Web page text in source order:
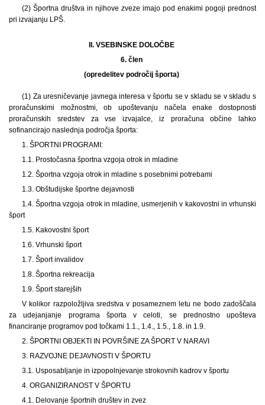
(2) Športna društva in njihove zveze imajo pod enakimi pogoji prednost
pri izvajanju LPŠ.
II. VSEBINSKE DOLOČBE
6. člen
(opredelitev področij športa)
(1) Za uresničevanje javnega interesa v športu se v skladu se v skladu s
proračunskimi možnostmi, ob upoštevanju načela enake dostopnosti
proračunskih sredstev za vse izvajalce, iz proračuna občine lahko
sofinancirajo naslednja področja športa:
1. ŠPORTNI PROGRAMI:
1.1. Prostočasna športna vzgoja otrok in mladine
1.2. Športna vzgoja otrok in mladine s posebnimi potrebami
1.3. Obštudijske športne dejavnosti
1.4. Športna vzgoja otrok in mladine, usmerjenih v kakovostni in vrhunski
šport
1.5. Kakovostni šport
1.6. Vrhunski šport
1.7. Šport invalidov
1.8. Športna rekreacija
1.9. Šport starejših
V kolikor razpoložljiva sredstva v posameznem letu ne bodo zadoščala
za udejanjanje programa športa v celoti, se prednostno upošteva
financiranje programov pod točkami 1.1., 1.4., 1.5., 1.8. in 1.9.
2. ŠPORTNI OBJEKTI IN POVRŠINE ZA ŠPORT V NARAVI
3. RAZVOJNE DEJAVNOSTI V ŠPORTU
3.1. Usposabljanje in izpopolnjevanje strokovnih kadrov v športu
4. ORGANIZIRANOST V ŠPORTU
4.1. Delovanje športnih društev in zvez